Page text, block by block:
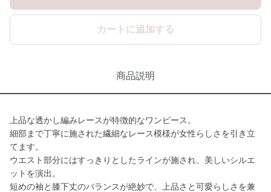
カートに追加する
商品説明
上品な透かし編みレースが特徴的なワンピース。
細部まで丁寧に施された繊細なレース模様が女性らしさを引き立
てます。
ウエスト部分にはすっきりとしたラインが施され、美しいシルエ
ットを演出。
短めの袖と膝下丈のバランスが絶妙で、上品さと可愛らしさを兼